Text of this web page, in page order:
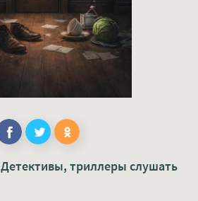
Детективы, триллеры слушать